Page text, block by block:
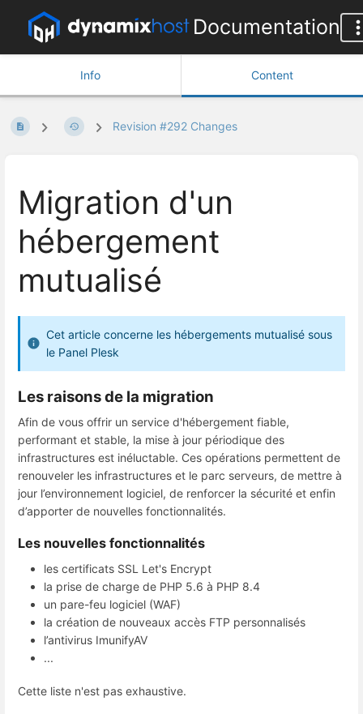
Documentation
Info Content
Revision #292 Changes
Migration d'un
hébergement
mutualisé
Cet article concerne les hébergements mutualisé sous
le Panel Plesk
Les raisons de la migration
Afin de vous offrir un service d'hébergement fiable,
performant et stable, la mise à jour périodique des
infrastructures est inéluctable. Ces opérations permettent de
renouveler les infrastructures et le parc serveurs, de mettre à
jour l’environnement logiciel, de renforcer la sécurité et enfin
d’apporter de nouvelles fonctionnalités.
Les nouvelles fonctionnalités
les certificats SSL Let's Encrypt
la prise de charge de PHP 5.6 à PHP 8.4
un pare-feu logiciel (WAF)
la création de nouveaux accès FTP personnalisés
l’antivirus ImunifyAV
...
Cette liste n'est pas exhaustive.